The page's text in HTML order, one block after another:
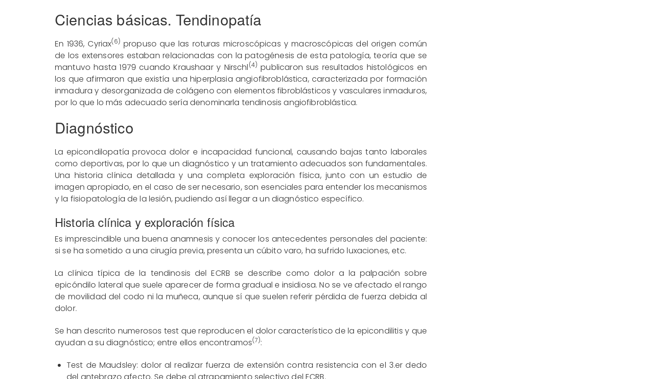
Ciencias básicas. Tendinopatía
En 1936, Cyriax(6) propuso que las roturas microscópicas y macroscópicas del origen común
de los extensores estaban relacionadas con la patogénesis de esta patología, teoría que se
mantuvo hasta 1979 cuando Kraushaar y Nirschl(4) publicaron sus resultados histológicos en
los que afirmaron que existía una hiperplasia angiofibroblástica, caracterizada por formación
inmadura y desorganizada de colágeno con elementos fibroblásticos y vasculares inmaduros,
por lo que lo más adecuado sería denominarla tendinosis angiofibroblástica.
Diagnóstico
La epicondilopatía provoca dolor e incapacidad funcional, causando bajas tanto laborales
como deportivas, por lo que un diagnóstico y un tratamiento adecuados son fundamentales.
Una historia clínica detallada y una completa exploración física, junto con un estudio de
imagen apropiado, en el caso de ser necesario, son esenciales para entender los mecanismos
y la fisiopatología de la lesión, pudiendo así llegar a un diagnóstico específico.
Historia clínica y exploración física
Es imprescindible una buena anamnesis y conocer los antecedentes personales del paciente:
si se ha sometido a una cirugía previa, presenta un cúbito varo, ha sufrido luxaciones, etc.
La clínica típica de la tendinosis del ECRB se describe como dolor a la palpación sobre
epicóndilo lateral que suele aparecer de forma gradual e insidiosa. No se ve afectado el rango
de movilidad del codo ni la muñeca, aunque sí que suelen referir pérdida de fuerza debida al
dolor.
Se han descrito numerosos test que reproducen el dolor característico de la epicondilitis y que
ayudan a su diagnóstico; entre ellos encontramos(7):
Test de Maudsley: dolor al realizar fuerza de extensión contra resistencia con el 3.er dedo
del antebrazo afecto. Se debe al atrapamiento selectivo del ECRB.